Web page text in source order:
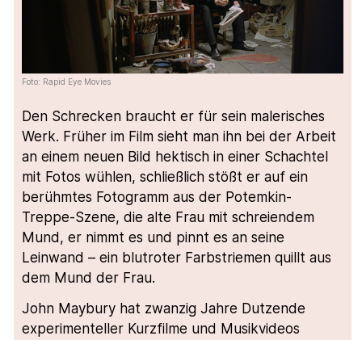
Foto: Rapid Eye Movies
Den Schrecken braucht er für sein malerisches
Werk. Früher im Film sieht man ihn bei der Arbeit
an einem neuen Bild hektisch in einer Schachtel
mit Fotos wühlen, schließlich stößt er auf ein
berühmtes Fotogramm aus der Potemkin-
Treppe-Szene, die alte Frau mit schreiendem
Mund, er nimmt es und pinnt es an seine
Leinwand – ein blutroter Farbstriemen quillt aus
dem Mund der Frau.
John Maybury hat zwanzig Jahre Dutzende
experimenteller Kurzfilme und Musikvideos